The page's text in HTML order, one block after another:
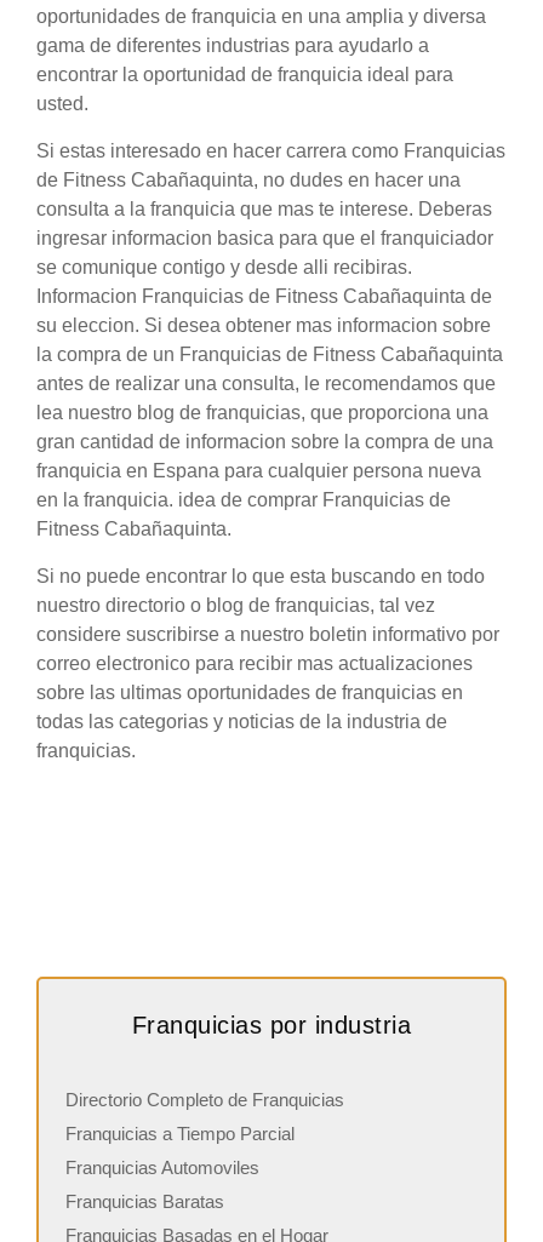
oportunidades de franquicia en una amplia y diversa
gama de diferentes industrias para ayudarlo a
encontrar la oportunidad de franquicia ideal para
usted.
Si estas interesado en hacer carrera como Franquicias
de Fitness Cabañaquinta, no dudes en hacer una
consulta a la franquicia que mas te interese. Deberas
ingresar informacion basica para que el franquiciador
se comunique contigo y desde alli recibiras.
Informacion Franquicias de Fitness Cabañaquinta de
su eleccion. Si desea obtener mas informacion sobre
la compra de un Franquicias de Fitness Cabañaquinta
antes de realizar una consulta, le recomendamos que
lea nuestro blog de franquicias, que proporciona una
gran cantidad de informacion sobre la compra de una
franquicia en Espana para cualquier persona nueva
en la franquicia. idea de comprar Franquicias de
Fitness Cabañaquinta.
Si no puede encontrar lo que esta buscando en todo
nuestro directorio o blog de franquicias, tal vez
considere suscribirse a nuestro boletin informativo por
correo electronico para recibir mas actualizaciones
sobre las ultimas oportunidades de franquicias en
todas las categorias y noticias de la industria de
franquicias.
Franquicias por industria
Directorio Completo de Franquicias
Franquicias a Tiempo Parcial
Franquicias Automoviles
Franquicias Baratas
Franquicias Basadas en el Hogar